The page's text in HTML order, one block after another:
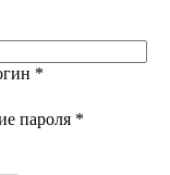
*
пароля *